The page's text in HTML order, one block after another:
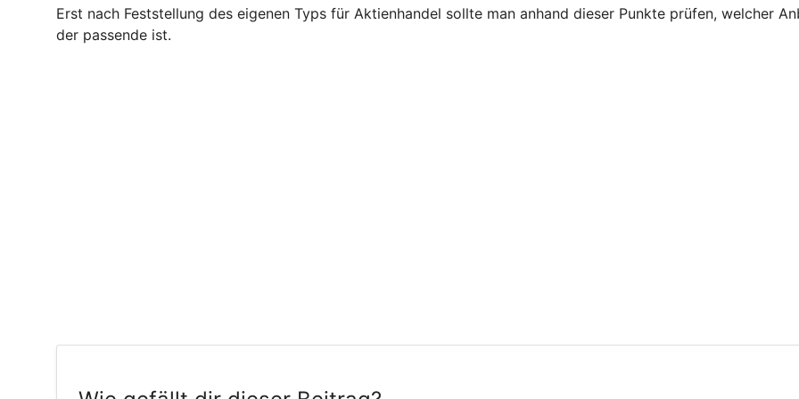
Erst nach Feststellung des eigenen Typs für Aktienhandel sollte man anhand dieser Punkte prüfen, welcher
der passende ist.